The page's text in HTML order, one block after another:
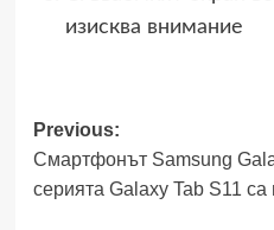
изисква внимание
Post
navigation
Previous:
Смартфонът Samsung
серията Galaxy Tab S11